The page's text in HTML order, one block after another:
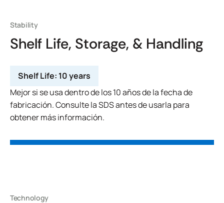
Stability
Shelf Life, Storage, & Handling
Shelf Life: 10 years
Mejor si se usa dentro de los 10 años de la fecha de
fabricación. Consulte la SDS antes de usarla para
obtener más información.
Technology